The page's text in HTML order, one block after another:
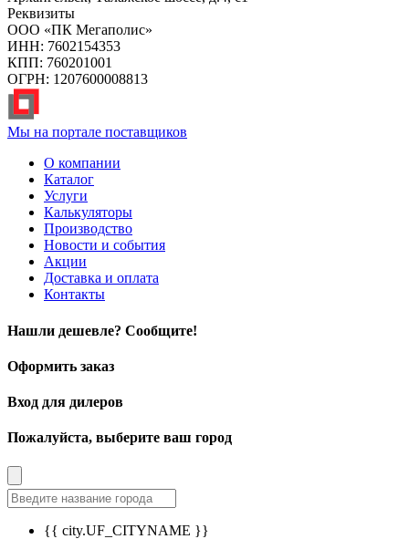
Реквизиты
ООО «ПК Мегаполис»
ИНН: 7602154353
КПП: 760201001
ОГРН: 1207600008813
Мы на портале поставщиков
О компании
Каталог
Услуги
Калькуляторы
Производство
Новости и события
Акции
Доставка и оплата
Контакты
Нашли дешевле? Сообщите!
Оформить заказ
Вход для дилеров
Пожалуйста, выберите ваш город
{{ city.UF_CITYNAME }}